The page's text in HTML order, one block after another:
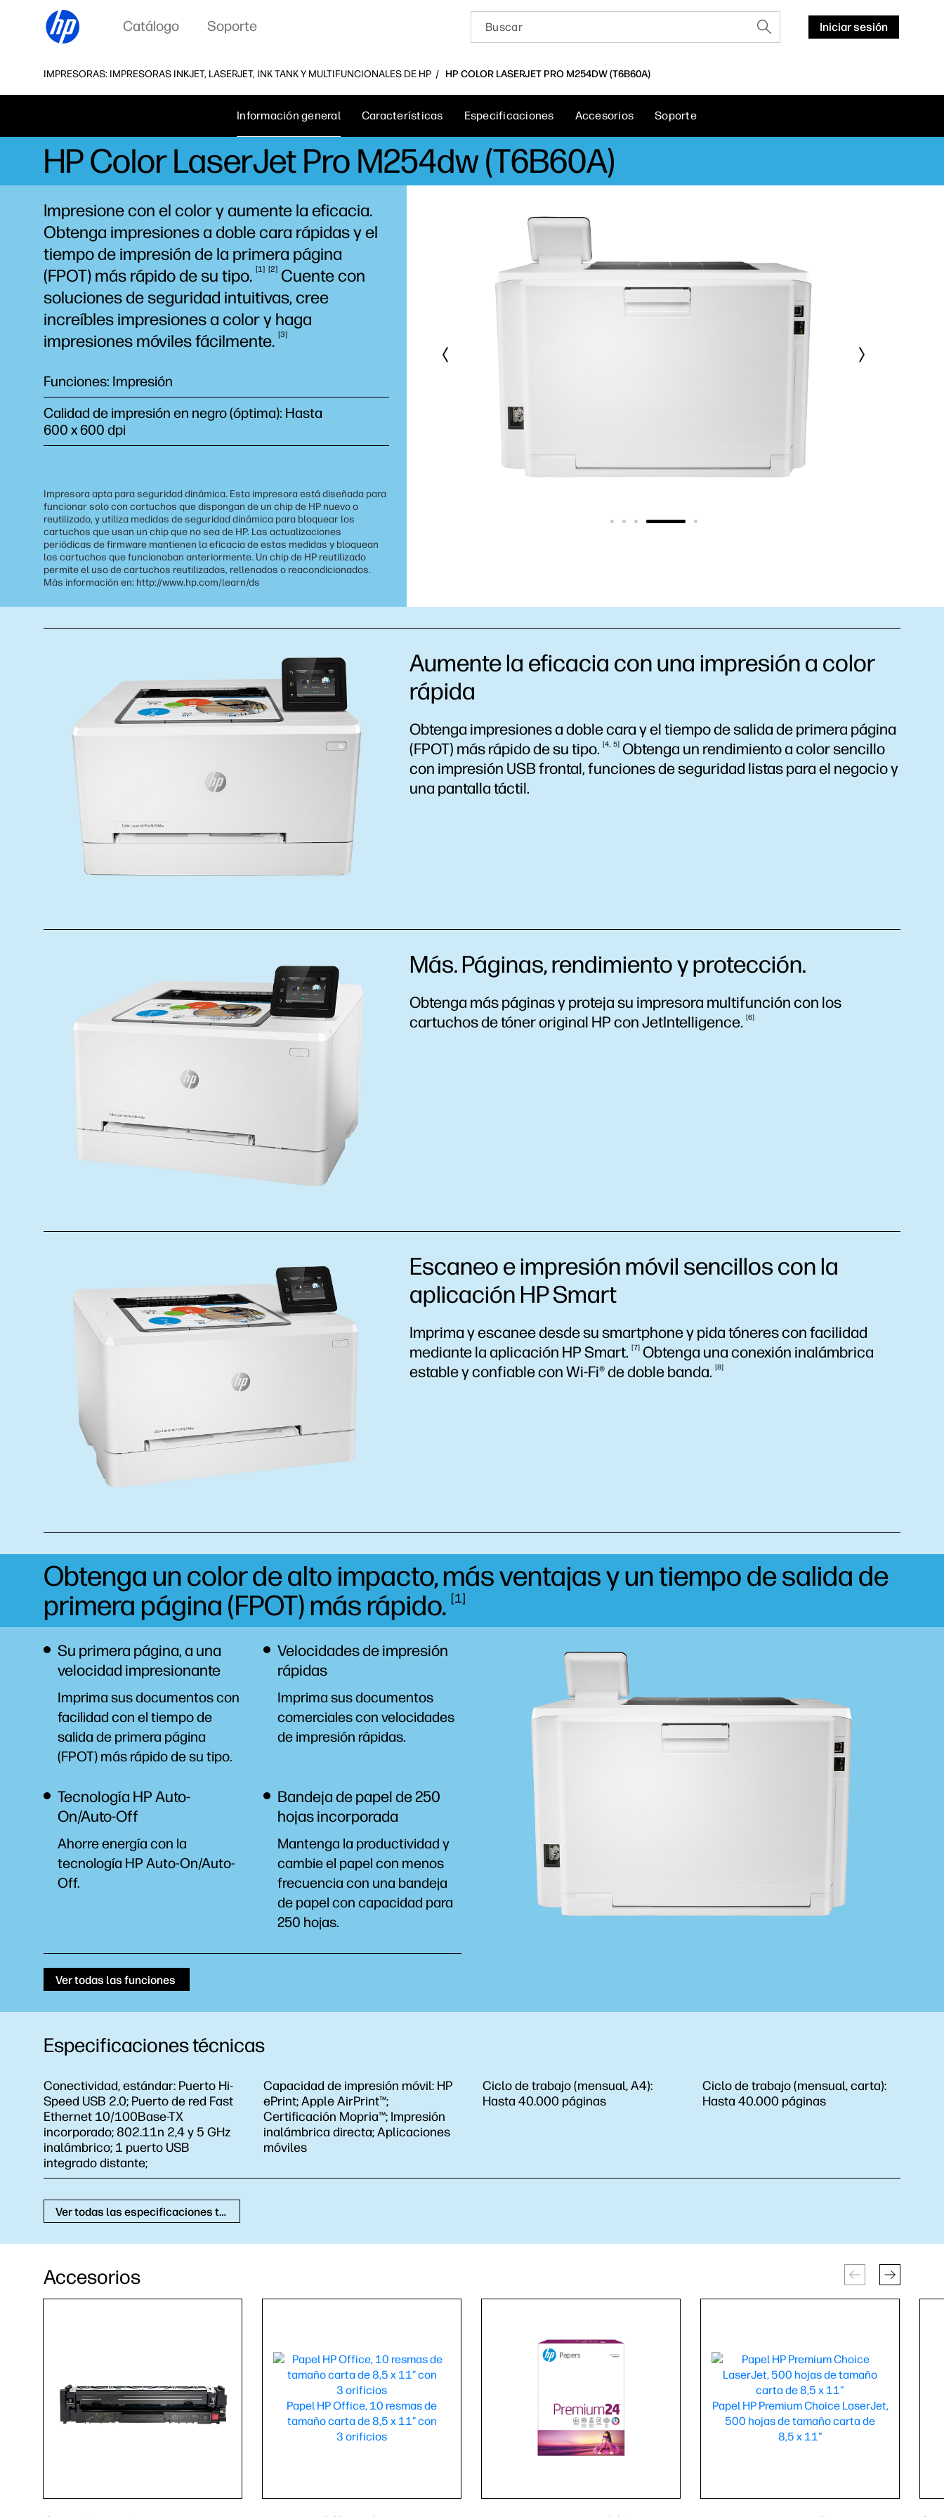
Catálogo Soporte Iniciar sesión
IMPRESORAS: IMPRESORAS INKJET, LASERJET, INK TANK Y MULTIFUNCIONALES DE HP HP COLOR LASERJET PRO M254DW (T6B60A)
Información general Características Especificaciones Accesorios Soporte
HP Color LaserJet Pro M254dw (T6B60A)
Impresione con el color y aumente la eficacia.
Obtenga impresiones a doble cara rápidas y el
tiempo de impresión de la primera página
(FPOT) más rápido de su tipo. 1 2
Cuente con
soluciones de seguridad intuitivas, cree
increíbles impresiones a color y haga
impresiones móvilesfácilmente. 3
Funciones: Impresión
Calidad de impresión en negro (óptima): Hasta
600 x 600 dpi
Impresora apta para seguridad dinámica. Esta impresora está diseñada para
funcionar solo con cartuchos que dispongan de un chip de HP nuevo o
reutilizado, y utiliza medidas de seguridad dinámica para bloquear los
cartuchos que usan un chip que no sea de HP. Las actualizaciones
periódicas de firmware mantienen la eficacia de estas medidas y bloquean
los cartuchos que funcionaban anteriormente. Un chip de HP reutilizado
permite el uso de cartuchos reutilizados, rellenados o reacondicionados.
Más información en: http://www.hp.com/learn/ds
Aumente la eficacia con una impresión a color
rápida
Obtenga impresiones a doble cara y el tiempo de salida de primera página
(FPOT) más rápido de sutipo. 4 5 Obtenga un rendimiento a color sencillo
con impresión USB frontal, funciones de seguridad listas para el negocio y
una pantalla táctil.
Más. Páginas, rendimiento y protección.
Obtenga más páginas y proteja su impresora multifunción con los
cartuchos de tóner original HP conJetIntelligence. 6
Escaneo e impresión móvil sencillos con la
aplicación HP Smart
Imprima y escanee desde su smartphone y pida tóneres con facilidad
mediante la aplicación HPSmart. 7 Obtenga una conexión inalámbrica
estable y confiable con Wi-Fi® de doblebanda. 8
Obtenga un color de alto impacto, más ventajas y un tiempo de salida de
primera página (FPOT) másrápido. 1
Su primera página, a una
velocidad impresionante
Imprima sus documentos con
facilidad con el tiempo de
salida de primera página
(FPOT) más rápido de su tipo.
Velocidades de impresión
rápidas
Imprima sus documentos
comerciales con velocidades
de impresión rápidas.
Tecnología HP Auto-
On/Auto-Off
Ahorre energía con la
tecnología HP Auto-On/Auto-
Off.
Bandeja de papel de 250
hojas incorporada
Mantenga la productividad y
cambie el papel con menos
frecuencia con una bandeja
de papel con capacidad para
250 hojas.
Ver todas las funciones
Especificaciones técnicas
Conectividad, estándar: Puerto Hi-
Speed USB 2.0; Puerto de red Fast
Ethernet 10/100Base-TX
incorporado; 802.11n 2,4 y 5 GHz
inalámbrico; 1 puerto USB
integrado distante;
Capacidad de impresión móvil: HP
ePrint; Apple AirPrint™;
Certificación Mopria™; Impresión
inalámbrica directa; Aplicaciones
móviles
Ciclo de trabajo (mensual, A4):
Hasta 40.000 páginas
Ciclo de trabajo (mensual, carta):
Hasta 40.000 páginas
Ver todas las especificaciones técnicas
Accesorios